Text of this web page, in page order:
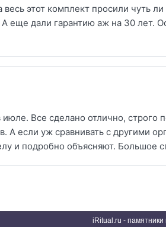
этот комплект просили чуть
еще дали гарантию аж на 30 лет.
Все сделано отлично, строго
А если уж сравнивать с другими
и подробно объясняют. Большое
iRitual.ru -